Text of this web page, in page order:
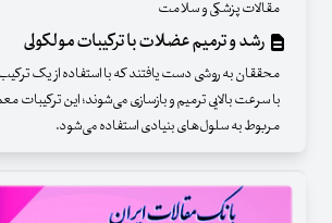
مقالات پزشکی و سلامت
رشد و ترمیم عضلات با ترکیبات مولکولی
محققان به روشی دست یافتند که با استفاده از یک
با سرعت بالایی ترمیم و بازسازی می‌شوند؛ این ترکیبات
مربوط به سلول‌های بنیادی استفاده می‌شود.